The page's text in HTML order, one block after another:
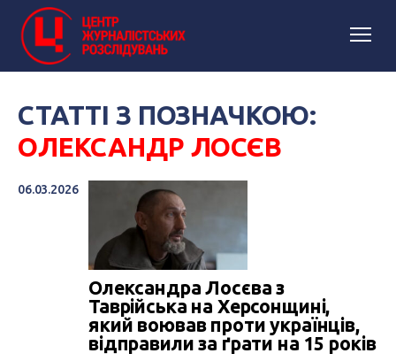
СТАТТІ З ПОЗНАЧКОЮ:
ОЛЕКСАНДР ЛОСЄВ
06.03.2026
Олександра Лосєва з
Таврійська на Херсонщині,
який воював проти українців,
відправили за ґрати на 15 років